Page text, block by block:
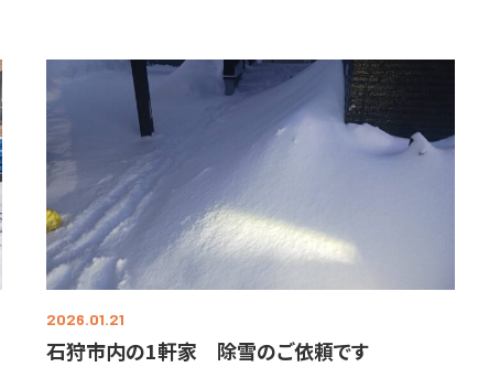
2026.01.21
石狩市内の1軒家 除雪のご依頼です